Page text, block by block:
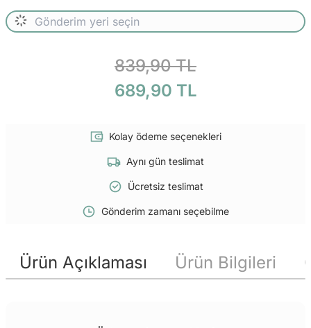
839,90 TL
689,90 TL
Kolay ödeme seçenekleri
Aynı gün teslimat
Ücretsiz teslimat
Gönderim zamanı seçebilme
Ürün Açıklaması Ürün Bilgileri